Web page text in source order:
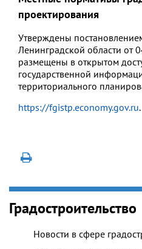
проектирования
Утверждены
Ленинградской области от
размещены в открытом
государственной
территориального
https://fgistp.economy.gov.ru.
Градостроительство
Новости в сфере